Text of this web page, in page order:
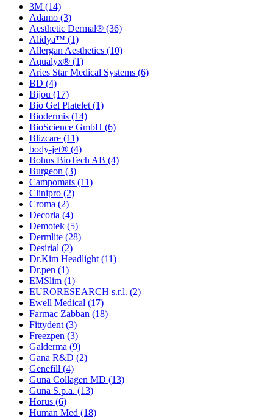
3M (14)
Adamo (3)
Aesthetic Dermal® (36)
Alidya™ (1)
Allergan Aesthetics (10)
Aqualyx® (1)
Aries Star Medical Systems (6)
BD (4)
Bijou (17)
Bio Gel Platelet (1)
Biodermis (14)
BioScience GmbH (6)
Blizcare (11)
body-jet® (4)
Bohus BioTech AB (4)
Burgeon (3)
Campomats (11)
Clinipro (2)
Croma (2)
Decoria (4)
Demotek (5)
Dermlite (28)
Desirial (2)
Dr.Kim Headlight (11)
Dr.pen (1)
EMSlim (1)
EURORESEARCH s.r.l. (2)
Ewell Medical (17)
Farmac Zabban (18)
Fittydent (3)
Freezpen (3)
Galderma (9)
Gana R&D (2)
Genefill (4)
Guna Collagen MD (13)
Guna S.p.a. (13)
Horus (6)
Human Med (18)